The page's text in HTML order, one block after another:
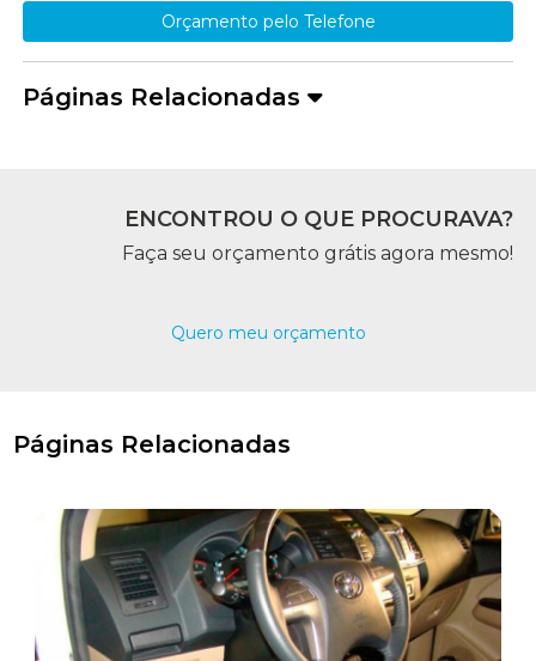
Orçamento pelo Telefone
Páginas Relacionadas
ENCONTROU O QUE PROCURAVA?
Faça seu orçamento grátis agora mesmo!
Quero meu orçamento
Páginas Relacionadas